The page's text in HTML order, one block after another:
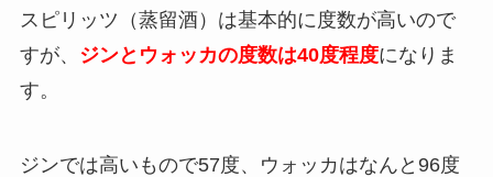
スピリッツ（蒸留酒）は基本的に度数が高いので
すが、
ジンとウォッカの度数は40度程度になりま
す。
ジンでは高いもので57度、ウォッカはなんと96度